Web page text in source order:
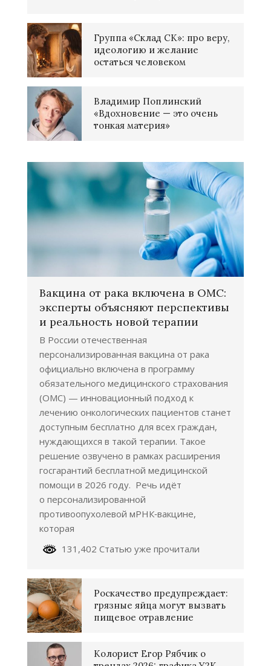
Группа «Склад СК»: про веру,
идеологию и желание
остаться человеком
Владимир Поплинский
«Вдохновение — это очень
тонкая материя»
Вакцина от рака включена в ОМС:
эксперты объясняют перспективы
и реальность новой терапии
В России отечественная
персонализированная вакцина от рака
официально включена в программу
обязательного медицинского страхования
(ОМС) — инновационный подход к
лечению онкологических пациентов станет
доступным бесплатно для всех граждан,
нуждающихся в такой терапии. Такое
решение озвучено в рамках расширения
госгарантий бесплатной медицинской
помощи в 2026 году. Речь идёт
о персонализированной
противоопухолевой мРНК‑вакцине,
которая
131,402 Статью уже прочитали
Роскачество предупреждает:
грязные яйца могут вызвать
пищевое отравление
Колорист Егор Рябчик о